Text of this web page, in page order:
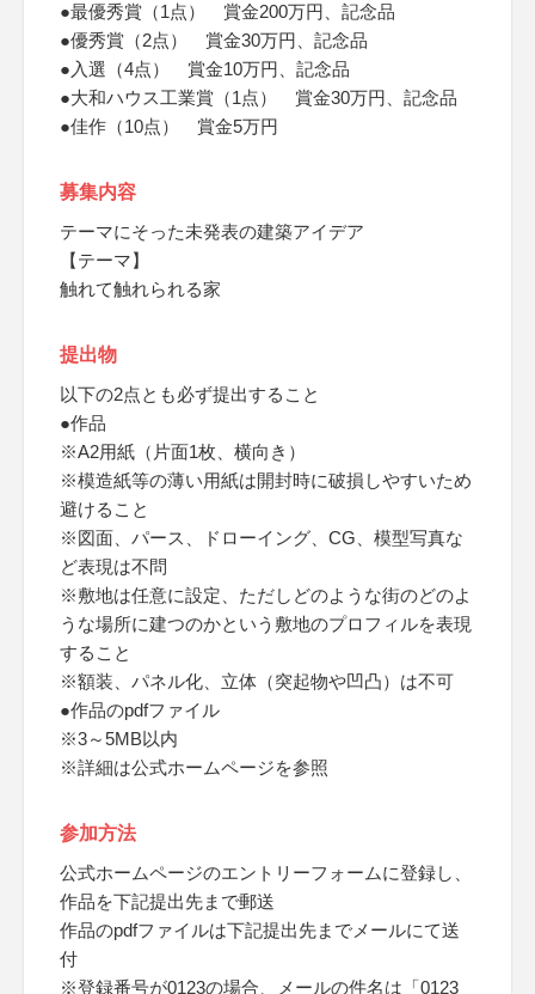
●最優秀賞（1点） 賞金200万円、記念品
●優秀賞（2点） 賞金30万円、記念品
●入選（4点） 賞金10万円、記念品
●大和ハウス工業賞（1点） 賞金30万円、記念品
●佳作（10点） 賞金5万円
募集内容
テーマにそった未発表の建築アイデア
【テーマ】
触れて触れられる家
提出物
以下の2点とも必ず提出すること
●作品
※A2用紙（片面1枚、横向き）
※模造紙等の薄い用紙は開封時に破損しやすいため
避けること
※図面、パース、ドローイング、CG、模型写真な
ど表現は不問
※敷地は任意に設定、ただしどのような街のどのよ
うな場所に建つのかという敷地のプロフィルを表現
すること
※額装、パネル化、立体（突起物や凹凸）は不可
●作品のpdfファイル
※3～5MB以内
※詳細は公式ホームページを参照
参加方法
公式ホームページのエントリーフォームに登録し、
作品を下記提出先まで郵送
作品のpdfファイルは下記提出先までメールにて送
付
※登録番号が0123の場合、メールの件名は「0123